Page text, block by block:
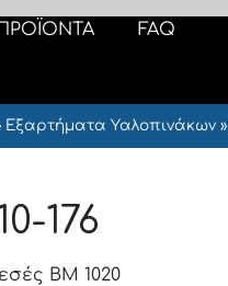
FAQ
Εξαρτήματα Υαλοπινάκων»
176
BM 1020